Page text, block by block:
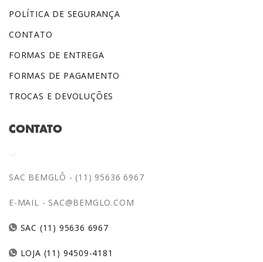
POLÍTICA DE SEGURANÇA
CONTATO
FORMAS DE ENTREGA
FORMAS DE PAGAMENTO
TROCAS E DEVOLUÇÕES
CONTATO
SAC BEMGLÔ - (11) 95636 6967
E-MAIL - SAC@BEMGLO.COM
SAC (11) 95636 6967
LOJA (11) 94509-4181